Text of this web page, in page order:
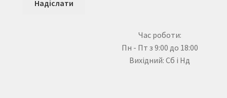
Час роботи:
Пн - Пт з 9:00 до 18:00
Вихідний: Сб і Нд